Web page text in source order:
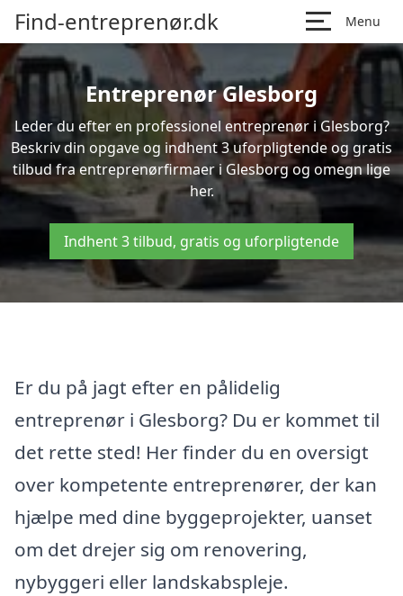
Find-entreprenør.dk Menu
Entreprenør Glesborg
Leder du efter en professionel entreprenør i Glesborg?
Beskriv din opgave og indhent 3 uforpligtende og gratis
tilbud fra entreprenørfirmaer i Glesborg og omegn lige
her.
Indhent 3 tilbud, gratis og uforpligtende
Er du på jagt efter en pålidelig
entreprenør i Glesborg? Du er kommet til
det rette sted! Her finder du en oversigt
over kompetente entreprenører, der kan
hjælpe med dine byggeprojekter, uanset
om det drejer sig om renovering,
nybyggeri eller landskabspleje.